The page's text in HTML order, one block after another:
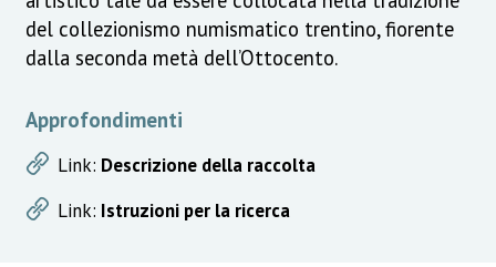
del collezionismo numismatico trentino, fiorente
dalla seconda metà dell’Ottocento.
Approfondimenti
Link: Descrizione della raccolta
Link: Istruzioni per la ricerca